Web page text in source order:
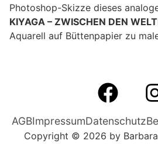
Photoshop-Skizze dieses
KIYAGA – ZWISCHEN DEN
Aquarell auf Büttenpapier zu
Copyright © 2026 by
AGBImpressumDatenschutz